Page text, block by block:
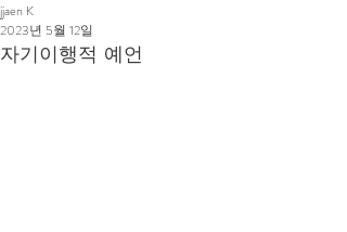
자기이행적 예언
jjaen K
2023년 5월 12일